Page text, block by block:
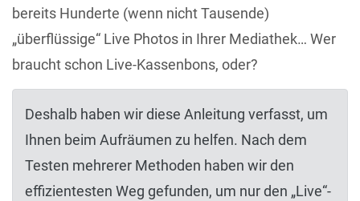
bereits Hunderte (wenn nicht Tausende)
„überflüssige“ Live Photos in Ihrer Mediathek… Wer
braucht schon Live-Kassenbons, oder?
Deshalb haben wir diese Anleitung verfasst, um
Ihnen beim Aufräumen zu helfen. Nach dem
Testen mehrerer Methoden haben wir den
effizientesten Weg gefunden, um nur den „Live“-